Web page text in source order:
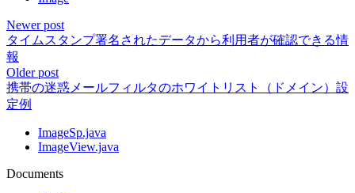
Newer post
タイムスタンプ署名されたデータから利用者が確認できる情
報
Older post
携帯の迷惑メールフィルタのホワイトリスト（ドメイン）設
定例
ImageSp.java
ImageView.java
Documents